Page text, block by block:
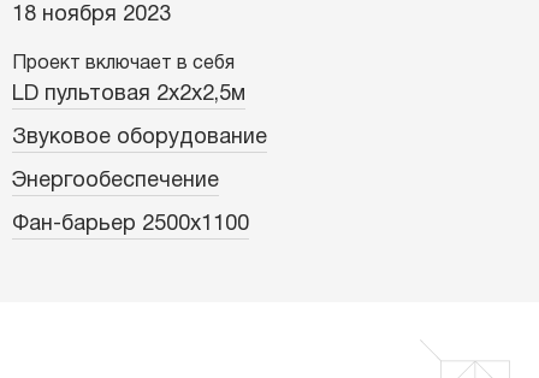
18 ноября 2023
Проект включает в себя
LD пультовая 2х2х2,5м
Звуковое оборудование
Энергообеспечение
Фан-барьер 2500х1100